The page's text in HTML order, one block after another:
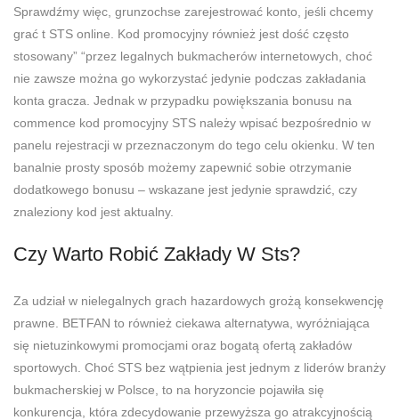
Sprawdźmy więc, grunzochse zarejestrować konto, jeśli chcemy
grać t STS online. Kod promocyjny również jest dość często
stosowany” “przez legalnych bukmacherów internetowych, choć
nie zawsze można go wykorzystać jedynie podczas zakładania
konta gracza. Jednak w przypadku powiększania bonusu na
commence kod promocyjny STS należy wpisać bezpośrednio w
panelu rejestracji w przeznaczonym do tego celu okienku. W ten
banalnie prosty sposób możemy zapewnić sobie otrzymanie
dodatkowego bonusu – wskazane jest jedynie sprawdzić, czy
znaleziony kod jest aktualny.
Czy Warto Robić Zakłady W Sts?
Za udział w nielegalnych grach hazardowych grożą konsekwencję
prawne. BETFAN to również ciekawa alternatywa, wyróżniająca
się nietuzinkowymi promocjami oraz bogatą ofertą zakładów
sportowych. Choć STS bez wątpienia jest jednym z liderów branży
bukmacherskiej w Polsce, to na horyzoncie pojawiła się
konkurencja, która zdecydowanie przewyższa go atrakcyjnością